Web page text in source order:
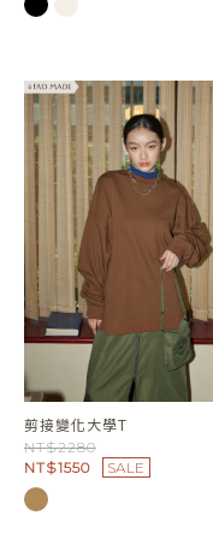
剪接變化大學T
NT$2280
NT$1550
SALE